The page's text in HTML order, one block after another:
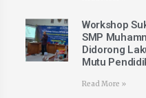
Workshop
SMP
Didorong
Mutu
Read More »